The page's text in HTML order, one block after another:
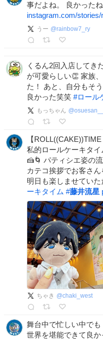
事だよね。 良かったね
instagram.com/
うー @rainbow7_ry
くるん2回入店してき
が可愛らしい👏 家族
た！ あと、自分もそ
良かった笑笑 #ロール
もっちゃん @
【
私的ロールケーキタ
🍰🌀 パティシエ姿の
カテコ挨拶でお客さ
明日も楽しませていた
ーキタイム #藤井流星
ちゃき @chaki_west
舞台中で忙しい中で
世界を堪能できて良